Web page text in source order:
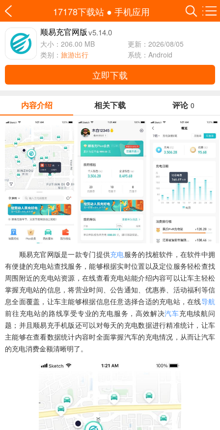
17178下载站 ● 手机应用
顺易充官网版 v5.14.0
大小：206.00 MB
更新：2026/08/05
类别： 旅游出行 系统：Android
立即下载
内容介绍 相关下载 评论 0
顺易充官网版是一款专门提供充电服务的找桩软件，在软件中拥
有便捷的充电站查找服务，能够根据实时位置以及定位服务轻松查找
周围附近的充电站资源，在线查看充电站能介绍内容可以让车主轻松
掌握充电站的信息，将营业时间、公告通知、优惠券、活动福利等信
息全面覆盖，让车主能够根据信息任意选择合适的充电站，在线导航
前往充电站的路线享受专业的充电服务，高效解决汽车充电续航问
题；并且顺易充手机版还可以对每天的充电数据进行精准统计，让车
主能够在查看数据统计内容时全面掌握汽车的充电情况，从而让汽车
的充电消费金额清晰明了。